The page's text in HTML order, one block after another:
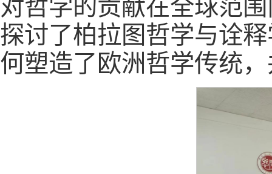
对哲学的贡献在全球范
探讨了柏拉图哲学与诠
何塑造了欧洲哲学传统